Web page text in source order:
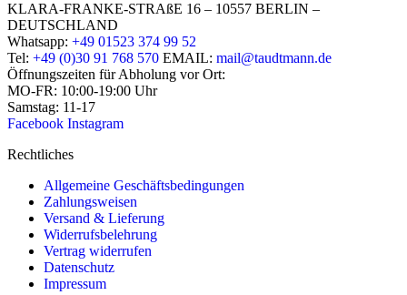
KLARA-FRANKE-STRAßE 16 – 10557 BERLIN –
DEUTSCHLAND
Whatsapp: +49 01523 374 99 52
Tel: +49 (0)30 91 768 570 EMAIL: mail@taudtmann.de
Öffnungszeiten für Abholung vor Ort:
MO-FR: 10:00-19:00 Uhr
Samstag: 11-17
Facebook Instagram
Rechtliches
Allgemeine Geschäftsbedingungen
Zahlungsweisen
Versand & Lieferung
Widerrufsbelehrung
Vertrag widerrufen
Datenschutz
Impressum